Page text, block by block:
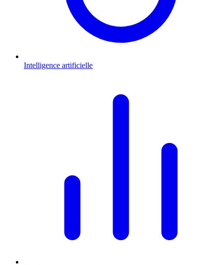
Intelligence artificielle